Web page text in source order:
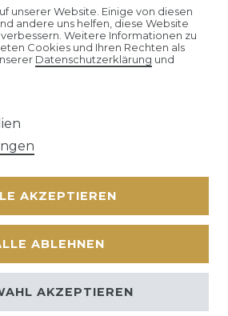
Daten­schutz­erklärung
vorbehalten. | * Alle Preise
zzgl.Versandkosten
unserer Website. Einige von diesen
andere uns helfen, diese Website
Weitere Informationen zu
Cookies und Ihren Rechten als
Daten­schutz­erklärung und
AKZEPTIEREN
ABLEHNEN
AKZEPTIEREN